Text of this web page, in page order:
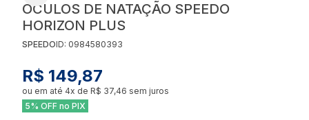
ÓCULOS DE NATAÇÃO SPEEDO
HORIZON PLUS
SPEEDOID: 0984580393
R$ 149,87
ou em até 4x de R$ 37,46 sem juros
5% OFF no PIX